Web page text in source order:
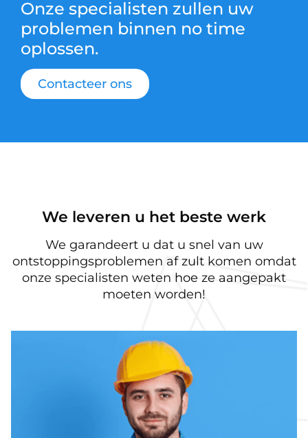
Onze specialisten zullen uw
problemen binnen no time
oplossen.
Contacteer ons
We leveren u het beste werk
We garandeert u dat u snel van uw
ontstoppingsproblemen af zult komen omdat
onze specialisten weten hoe ze aangepakt
moeten worden!